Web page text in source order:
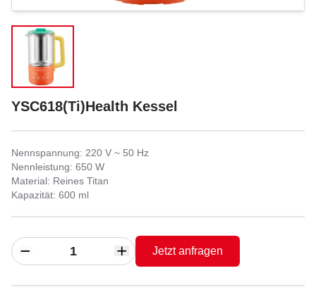
YSC618(Ti)Health Kessel
Nennspannung: 220 V ~ 50 Hz
Nennleistung: 650 W
Material: Reines Titan
Kapazität: 600 ml
Jetzt anfragen